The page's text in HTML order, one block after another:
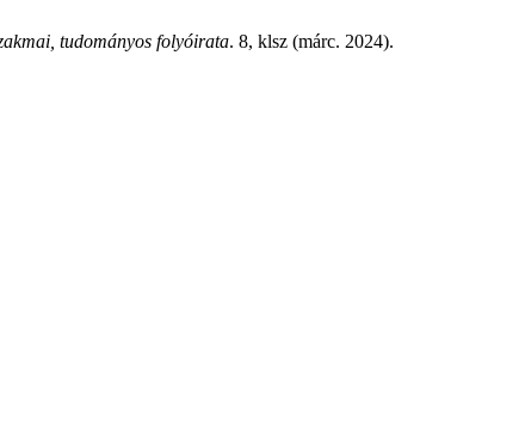
tudományos folyóirata. 8, klsz (márc. 2024).